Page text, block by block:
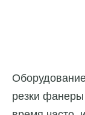
резки